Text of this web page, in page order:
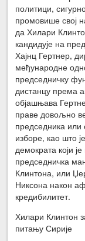
политици,
промовише свој
да Хилари
кандидује на
Хајнц Гертнер,
међународне
председничку
дистанцу према
објашњава
праве довољно
председника или
изборе, као што
демократа који
председничка
Клинтона, или
Никсона након
кредибилитет.
Хилари Клинтон
питању Сирије